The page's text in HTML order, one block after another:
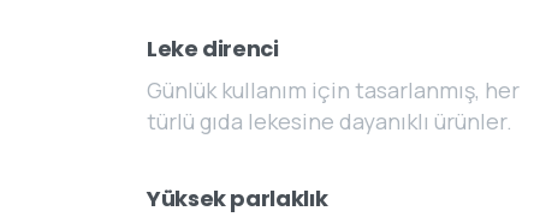
Leke direnci
Günlük kullanım için tasarlanmış, her
türlü gıda lekesine dayanıklı ürünler.
Yüksek parlaklık